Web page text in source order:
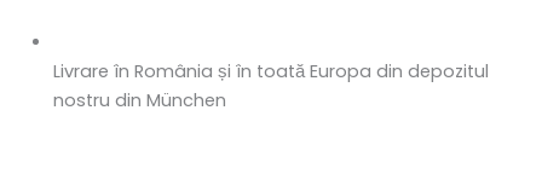
Livrare în România și în toată Europa din depozitul
nostru din München